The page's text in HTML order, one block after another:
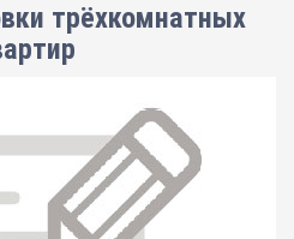
трёхкомнатных